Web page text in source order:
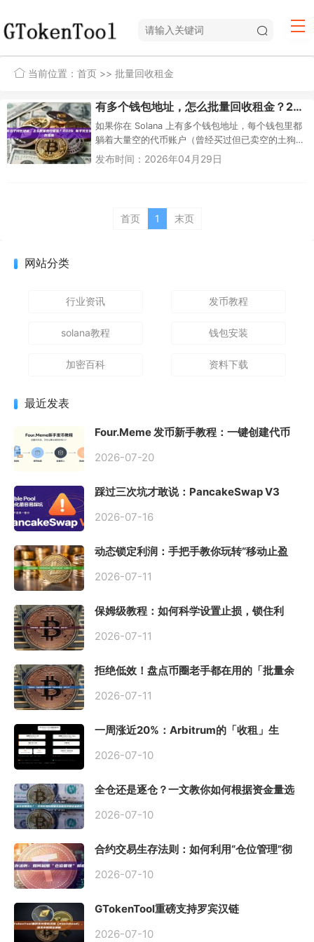
当前位置： 首页 >> 批量回收租金
有多个钱包地址，怎么批量回收租金？2026 新手完全操作指南
如果你在 Solana 上有多个钱包地址，每个钱包里都
躺着大量空的代币账户（曾经买过但已卖空的土狗
币/垃圾币/NFT），那么：最推荐的方式：使用支持
发布时间：2026年04月29日
首页 1 末页
网站分类
行业资讯 发币教程
solana教程 钱包安装
加密百科 资料下载
最近发表
Four.Meme 发币新手教程：一键创建代币
2026-07-20
踩过三次坑才敢说：PancakeSwap V3
初始化
2026-07-16
动态锁定利润：手把手教你玩转“移动止盈
2026-07-11
保姆级教程：如何科学设置止损，锁住利
2026-07-11
拒绝低效！盘点币圈老手都在用的「批量余
2026-07-11
一周涨近20%：Arbitrum的「收租」生
2026-07-10
全仓还是逐仓？一文教你如何根据资金量选
2026-07-10
合约交易生存法则：如何利用“仓位管理”彻
2026-07-10
GTokenTool重磅支持罗宾汉链
2026-07-10